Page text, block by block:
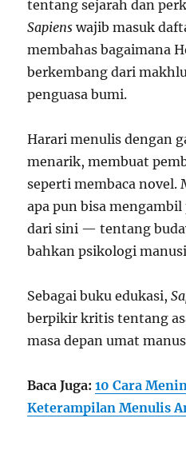
tentang sejarah dan
Sapiens wajib masuk
membahas bagaimana
berkembang dari
penguasa bumi.
Harari menulis dengan
menarik, membuat
seperti membaca novel.
apa pun bisa
dari sini — tentang
bahkan psikologi
Sebagai buku edukasi,
berpikir kritis tentang
masa depan umat
Baca Juga:10 Cara
Keterampilan Menulis